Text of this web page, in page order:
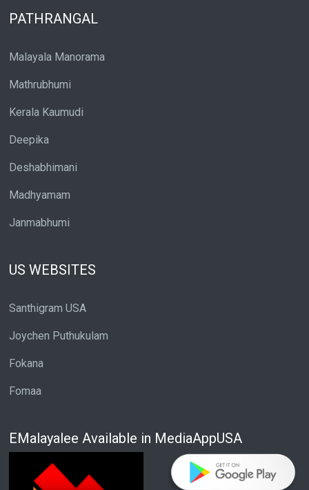
PATHRANGAL
Malayala Manorama
Mathrubhumi
Kerala Kaumudi
Deepika
Deshabhimani
Madhyamam
Janmabhumi
US WEBSITES
Santhigram USA
Joychen Puthukulam
Fokana
Fomaa
EMalayalee Available in MediaAppUSA